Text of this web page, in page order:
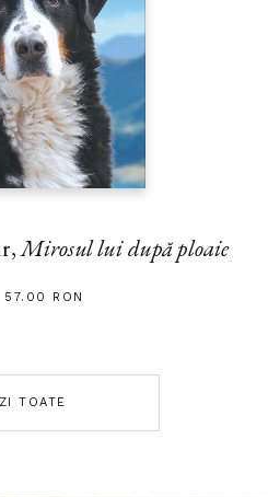
Mirosul lui după ploaie
57.00 RON
TOATE